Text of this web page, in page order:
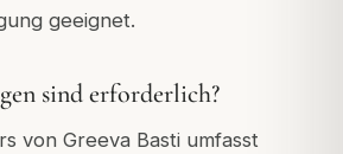
geeignet.
sind erforderlich?
von Greeva Basti umfasst